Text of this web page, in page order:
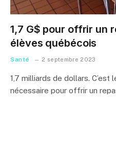
1,7 G$ pour offrir un
élèves québécois
Santé 2 septembre 2023
1,7 milliards de dollars. C’est
nécessaire pour offrir un